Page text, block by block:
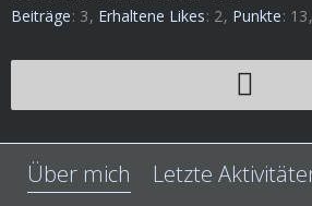
Beiträge 3 Erhaltene Likes 2 Punkte 13
Über mich Letzte